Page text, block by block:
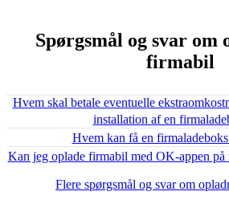
Spørgsmål og svar om
firmabil
Hvem skal betale eventuelle
installation af en
Hvem kan få en
Kan jeg oplade firmabil med OK-appen på
Flere spørgsmål og svar om